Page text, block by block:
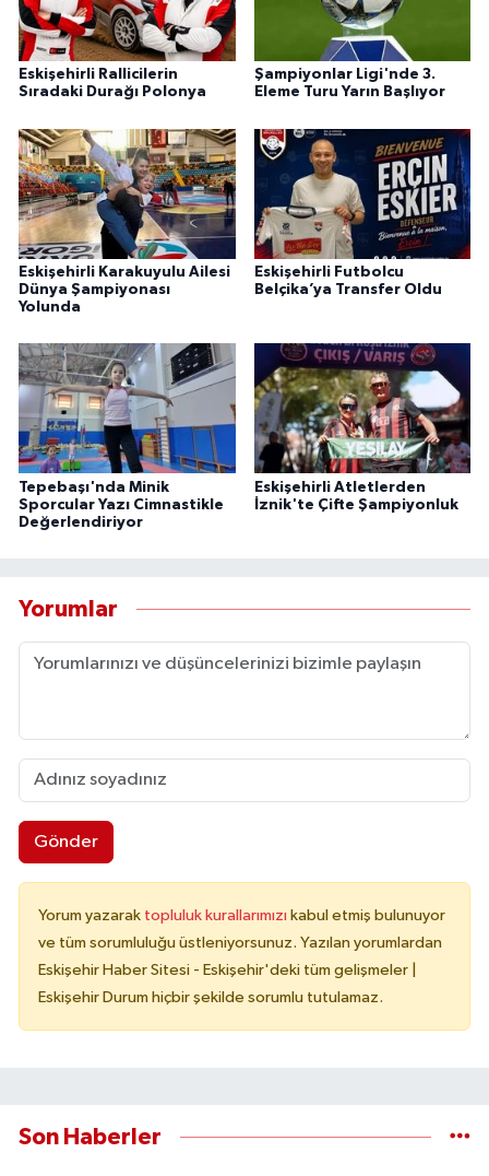
Eskişehirli Rallicilerin
Sıradaki Durağı Polonya
Şampiyonlar Ligi'nde 3.
Eleme Turu Yarın Başlıyor
Eskişehirli Karakuyulu Ailesi
Dünya Şampiyonası
Yolunda
Eskişehirli Futbolcu
Belçika’ya Transfer Oldu
Tepebaşı'nda Minik
Sporcular Yazı Cimnastikle
Değerlendiriyor
Eskişehirli Atletlerden
İznik'te Çifte Şampiyonluk
Yorumlar
Gönder
Yorum yazarak topluluk kurallarımızı kabul etmiş bulunuyor
ve tüm sorumluluğu üstleniyorsunuz. Yazılan yorumlardan
Eskişehir Haber Sitesi - Eskişehir'deki tüm gelişmeler |
Eskişehir Durum hiçbir şekilde sorumlu tutulamaz.
Son Haberler